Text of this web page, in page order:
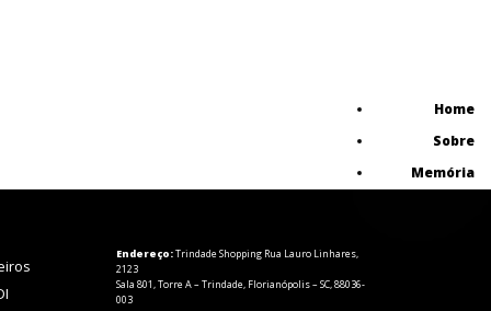
Home
Sobre
Memória
Endereço:Trindade Shopping Rua Lauro Linhares,
2123
Sala 801, Torre A – Trindade, Florianópolis – SC, 88036-
003